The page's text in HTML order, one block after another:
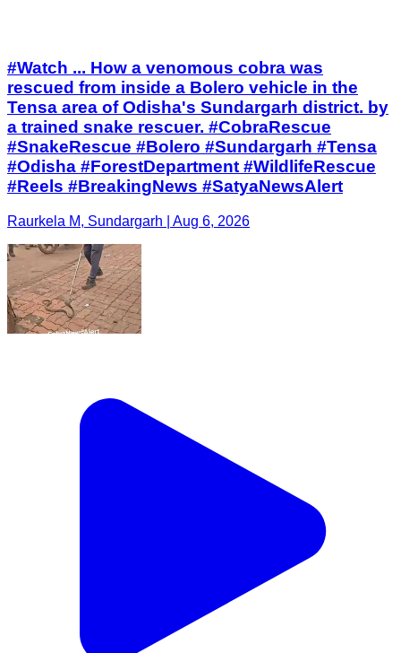
#Watch ... How a venomous cobra was
rescued from inside a Bolero vehicle in the
Tensa area of Odisha's Sundargarh district. by
a trained snake rescuer. #CobraRescue
#SnakeRescue #Bolero #Sundargarh #Tensa
#Odisha #ForestDepartment #WildlifeRescue
#Reels #BreakingNews #SatyaNewsAlert
Raurkela M, Sundargarh | Aug 6, 2026